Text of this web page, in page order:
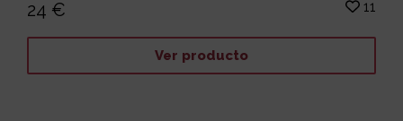
24 € 11
Ver producto